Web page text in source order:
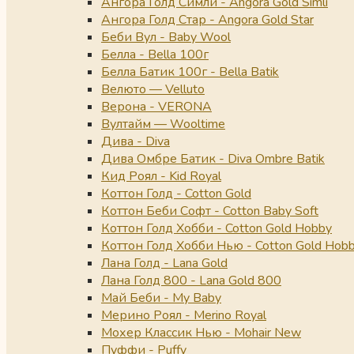
Ангора Голд Стар - Angora Gold Star
Беби Вул - Baby Wool
Белла - Bella 100г
Белла Батик 100г - Bella Batik
Велюто — Velluto
Верона - VERONA
Вултайм — Wooltime
Дива - Diva
Дива Омбре Батик - Diva Ombre Batik
Кид Роял - Kid Royal
Коттон Голд - Cotton Gold
Коттон Беби Софт - Cotton Baby Soft
Коттон Голд Хобби - Cotton Gold Hobby
Коттон Голд Хобби Нью - Cotton Gold
Лана Голд - Lana Gold
Лана Голд 800 - Lana Gold 800
Май Беби - My Baby
Мерино Роял - Merino Royal
Мохер Классик Нью - Mohair New
Пуффи - Puffy